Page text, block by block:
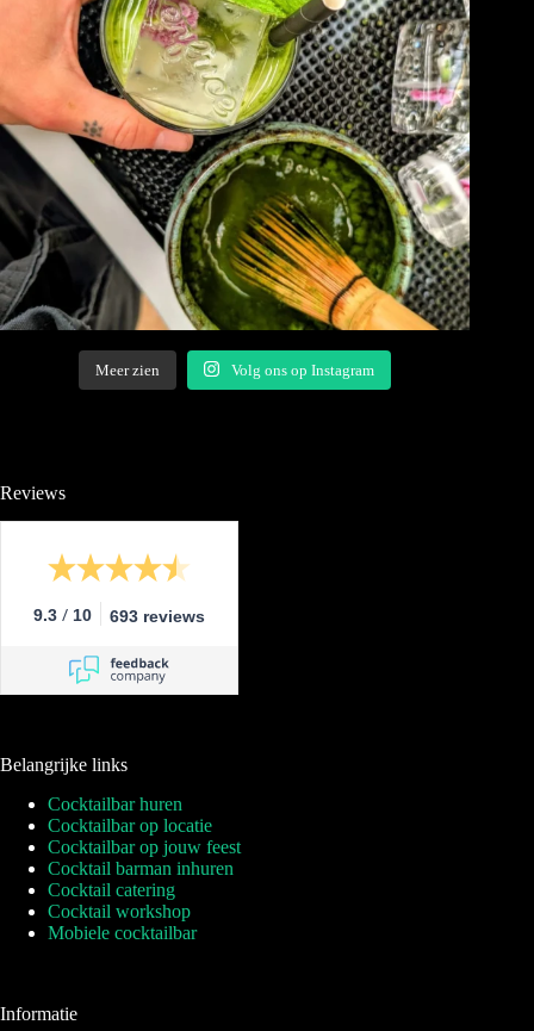
Meer zien Volg ons op Instagram
Reviews
9.3 / 10 693 reviews
Belangrijke links
Cocktailbar huren
Cocktailbar op locatie
Cocktailbar op jouw feest
Cocktail barman inhuren
Cocktail catering
Cocktail workshop
Mobiele cocktailbar
Informatie